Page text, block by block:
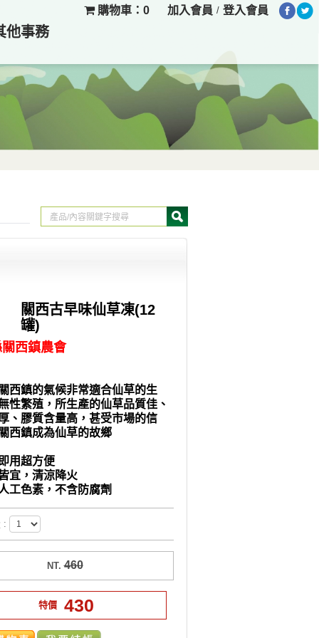
購物車：0 加入會員 / 登入會員
他事務
關西古早味仙草凍(12
罐)
西鎮農會
西鎮的氣候非常適合仙草的生
性繁殖，所生產的仙草品質佳、
、膠質含量高，甚受市場的信
西鎮成為仙草的故鄉
用超方便
宜，清涼降火
工色素，不含防腐劑
:
NT. 460
特價 430